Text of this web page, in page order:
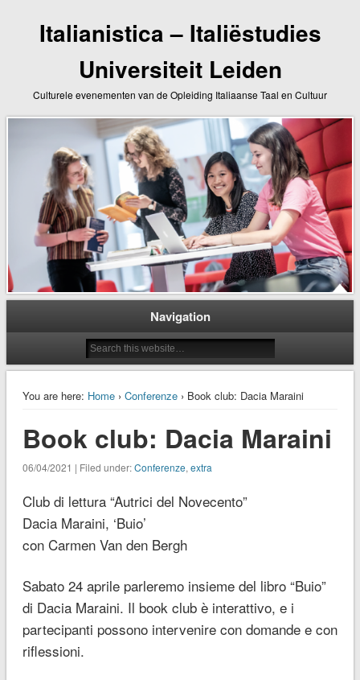
Italianistica – Italiëstudies
Universiteit Leiden
Culturele evenementen van de Opleiding Italiaanse Taal en Cultuur
Navigation
You are here: Home› Conferenze› Book club: Dacia Maraini
Book club: Dacia Maraini
06/04/2021 | Filed under:Conferenze, extra
Club di lettura “Autrici del Novecento”
Dacia Maraini, ‘Buio’
con Carmen Van den Bergh
Sabato 24 aprile parleremo insieme del libro “Buio”
di Dacia Maraini. Il book club è interattivo, e i
partecipanti possono intervenire con domande e con
riflessioni.